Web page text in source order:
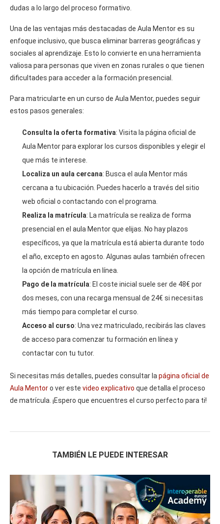
dudas a lo largo del proceso formativo.
Una de las ventajas más destacadas de Aula Mentor es su
enfoque inclusivo, que busca eliminar barreras geográficas y
sociales al aprendizaje. Esto lo convierte en una herramienta
valiosa para personas que viven en zonas rurales o que tienen
dificultades para acceder a la formación presencial.
Para matricularte en un curso de Aula Mentor, puedes seguir
estos pasos generales:
Consulta la oferta formativa: Visita la página oficial de
Aula Mentor para explorar los cursos disponibles y elegir el
que más te interese.
Localiza un aula cercana: Busca el aula Mentor más
cercana a tu ubicación. Puedes hacerlo a través del sitio
web oficial o contactando con el programa.
Realiza la matrícula: La matrícula se realiza de forma
presencial en el aula Mentor que elijas. No hay plazos
específicos, ya que la matrícula está abierta durante todo
el año, excepto en agosto. Algunas aulas también ofrecen
la opción de matrícula en línea.
Pago de la matrícula: El coste inicial suele ser de 48€ por
dos meses, con una recarga mensual de 24€ si necesitas
más tiempo para completar el curso.
Acceso al curso: Una vez matriculado, recibirás las claves
de acceso para comenzar tu formación en línea y
contactar con tu tutor.
Si necesitas más detalles, puedes consultar la página oficial de
Aula Mentoro ver este video explicativo que detalla el proceso
de matrícula. ¡Espero que encuentres el curso perfecto para ti!
TAMBIÉN LE PUEDE INTERESAR